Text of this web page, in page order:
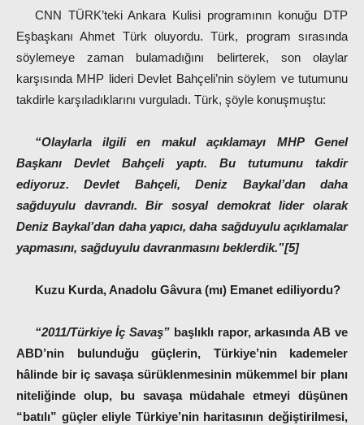
CNN TÜRK’teki Ankara Kulisi programının konuğu DTP
Eşbaşkanı Ahmet Türk oluyordu. Türk, program sırasında
söylemeye zaman bulamadığını belirterek, son olaylar
karşısında MHP lideri Devlet Bahçeli’nin söylem ve tutumunu
takdirle karşıladıklarını vurguladı. Türk, şöyle konuşmuştu:
“Olaylarla ilgili en makul açıklamayı MHP Genel
Başkanı Devlet Bahçeli yaptı. Bu tutumunu takdir
ediyoruz. Devlet Bahçeli, Deniz Baykal’dan daha
sağduyulu davrandı. Bir sosyal demokrat lider olarak
Deniz Baykal’dan daha yapıcı, daha sağduyulu açıklamalar
yapmasını, sağduyulu davranmasını beklerdik.”[5]
Kuzu Kurda, Anadolu Gâvura (mı) Emanet ediliyordu?
“2011/Türkiye İç Savaş” başlıklı rapor, arkasında AB ve
ABD’nin bulunduğu güçlerin, Türkiye’nin kademeler
hâlinde bir iç savaşa sürüklenmesinin mükemmel bir planı
niteliğinde olup, bu savaşa müdahale etmeyi düşünen
“batılı” güçler eliyle Türkiye’nin haritasının değiştirilmesi,